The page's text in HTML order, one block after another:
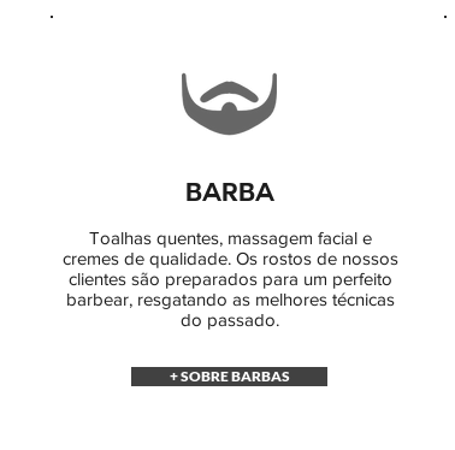
BARBA
Toalhas quentes, massagem facial e
cremes de qualidade. Os rostos de nossos
clientes são preparados para um perfeito
barbear, resgatando as melhores técnicas
do passado.
+ SOBRE BARBAS